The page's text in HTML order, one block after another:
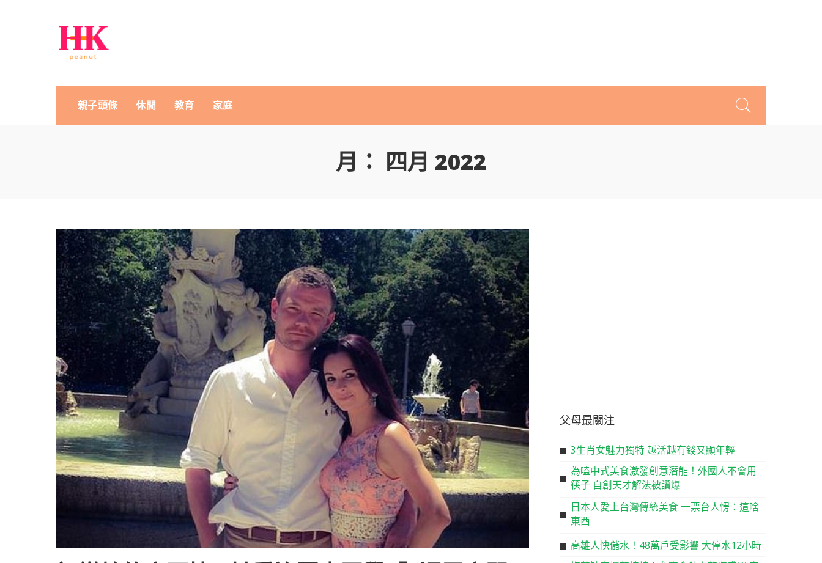
親子頭條 休閒 教育 家庭
月： 四月 2022
父母最關注
3生肖女魅力獨特 越活越有錢又顯年輕
為嗑中式美食激發創意潛能！外國人不會用
筷子 自創天才解法被讚爆
日本人愛上台灣傳統美食 一票台人愣：這啥
東西
高雄人快儲水！48萬戶受影響 大停水12小時